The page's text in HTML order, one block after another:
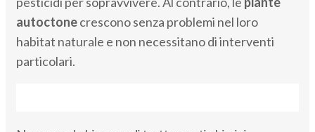
autoctonecrescono senza problemi nel loro
habitat naturale e non necessitano di interventi
particolari.